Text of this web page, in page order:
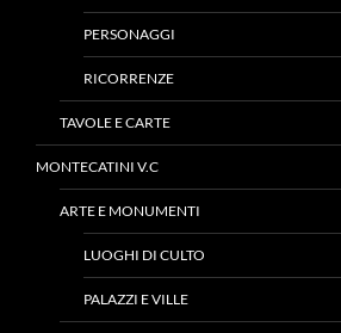
PERSONAGGI
RICORRENZE
TAVOLE E CARTE
MONTECATINI V.C
ARTE E MONUMENTI
LUOGHI DI CULTO
PALAZZI E VILLE